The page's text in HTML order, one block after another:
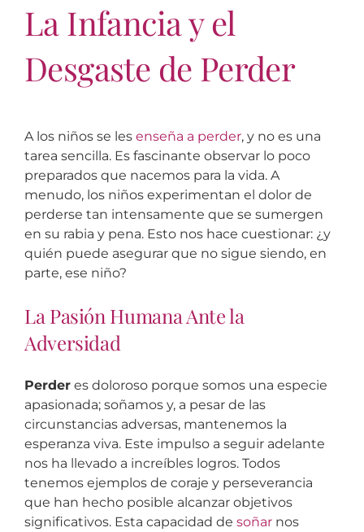
La Infancia y el
Desgaste de Perder
A los niños se les enseña a perder, y no es una
tarea sencilla. Es fascinante observar lo poco
preparados que nacemos para la vida. A
menudo, los niños experimentan el dolor de
perderse tan intensamente que se sumergen
en su rabia y pena. Esto nos hace cuestionar: ¿y
quién puede asegurar que no sigue siendo, en
parte, ese niño?
La Pasión Humana Ante la
Adversidad
Perderes doloroso porque somos una especie
apasionada; soñamos y, a pesar de las
circunstancias adversas, mantenemos la
esperanza viva. Este impulso a seguir adelante
nos ha llevado a increíbles logros. Todos
tenemos ejemplos de coraje y perseverancia
que han hecho posible alcanzar objetivos
significativos. Esta capacidad de soñarnos